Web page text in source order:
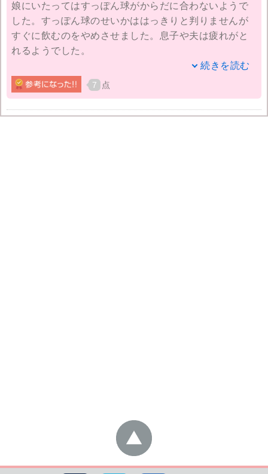
娘にいたってはすっぽん球がからだに合わないようで
した。すっぽん球のせいかははっきりと判りませんが
すぐに飲むのをやめさせました。息子や夫は疲れがと
れるようでした。
夫はお酒が残りにくくなったとも言ってます。私は健
康より若返りを期待してたのですがとくに変わりませ
んでした。夫は丈夫な方なのでいいのですが、息子は
続きを読む
7 点